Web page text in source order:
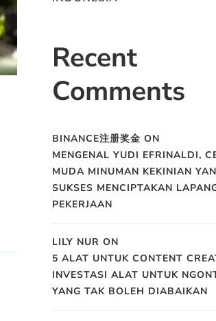
Recent
Comments
BINANCE注册奖金 ON
MENGENAL YUDI EFRINALDI,
MUDA MINUMAN KEKINIAN
SUKSES MENCIPTAKAN
PEKERJAAN
LILY NUR ON
5 ALAT UNTUK CONTENT
INVESTASI ALAT UNTUK
YANG TAK BOLEH DIABAIKAN